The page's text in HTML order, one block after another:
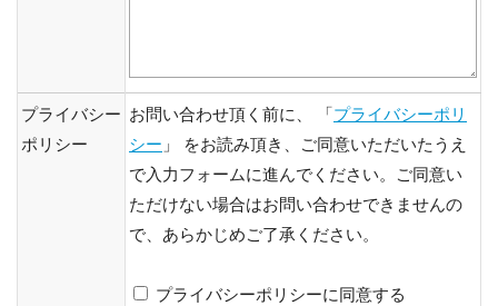
プライバシー
ポリシー
お問い合わせ頂く前に、 「プライバシーポリ
シー 」 をお読み頂き、ご同意いただいたうえ
で入力フォームに進んでください。ご同意い
ただけない場合はお問い合わせできませんの
で、あらかじめご了承ください。
プライバシーポリシーに同意する